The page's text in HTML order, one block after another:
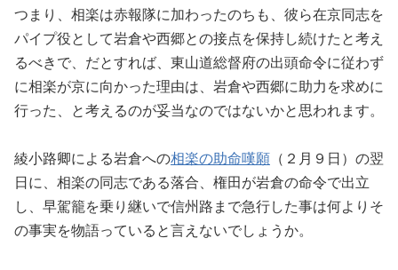
つまり、相楽は赤報隊に加わったのちも、彼ら在京同志を
パイプ役として岩倉や西郷との接点を保持し続けたと考え
るべきで、だとすれば、東山道総督府の出頭命令に従わず
に相楽が京に向かった理由は、岩倉や西郷に助力を求めに
行った、と考えるのが妥当なのではないかと思われます。
綾小路卿による岩倉への相楽の助命嘆願 （２月９日）の翌
日に、相楽の同志である落合、権田が岩倉の命令で出立
し、早駕籠を乗り継いで信州路まで急行した事は何よりそ
の事実を物語っていると言えないでしょうか。